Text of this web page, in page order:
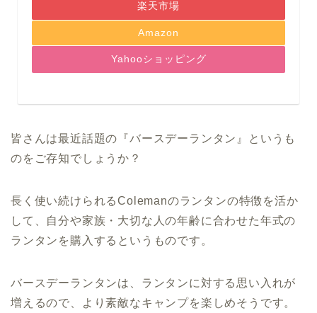
楽天市場
Amazon
Yahooショッピング
皆さんは最近話題の『バースデーランタン』というも
のをご存知でしょうか？
長く使い続けられるColemanのランタンの特徴を活か
して、自分や家族・大切な人の年齢に合わせた年式の
ランタンを購入するというものです。
バースデーランタンは、ランタンに対する思い入れが
増えるので、より素敵なキャンプを楽しめそうです。